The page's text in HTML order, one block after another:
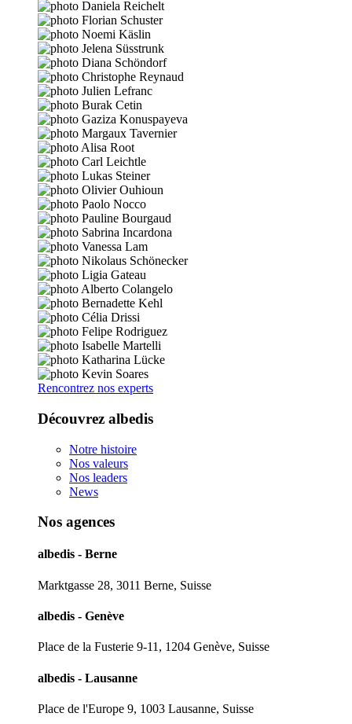
Rencontrez nos experts
Découvrez albedis
Notre histoire
Nos valeurs
Nos leaders
News
Nos agences
albedis - Berne
Marktgasse 28, 3011 Berne, Suisse
albedis - Genève
Place de la Fusterie 9-11, 1204 Genève, Suisse
albedis - Lausanne
Place de l'Europe 9, 1003 Lausanne, Suisse